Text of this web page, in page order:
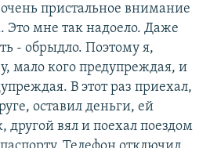
пристальное внимание
Это мне так надоело. Даже
- обрыдло. Поэтому я,
мало кого предупреждая, и
В этот раз приехал,
оставил деньги, ей
другой вял и поехал поездом